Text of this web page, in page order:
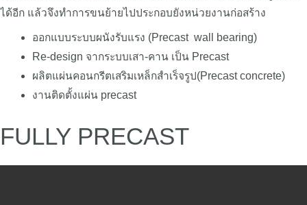
ได้อีก แล้วจึงทำการขนย้ายไปประกอบยังหน่วยงานก่อสร้าง
ออกแบบระบบผนังรับแรง (Precast wall bearing)
Re-design จากระบบเสา-คาน เป็น Precast
ผลิตแผ่นคอนกรีตเสริมเหล็กสำเร็จรูป(Precast concrete)
งานติดตั้งแผ่น precast
FULLY PRECAST